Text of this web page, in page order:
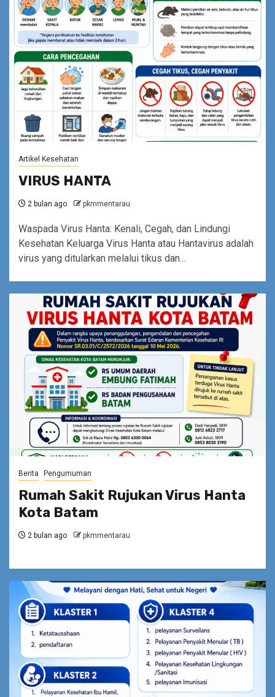
Artikel Kesehatan
VIRUS HANTA
2 bulan ago pkmmentarau
Waspada Virus Hanta: Kenali, Cegah, dan Lindungi
Kesehatan Keluarga Virus Hanta atau Hantavirus adalah
virus yang ditularkan melalui tikus dan...
Berita Pengumuman
Rumah Sakit Rujukan Virus Hanta
Kota Batam
2 bulan ago pkmmentarau